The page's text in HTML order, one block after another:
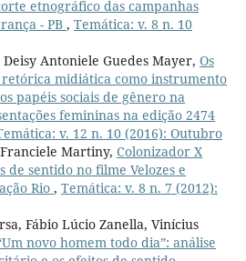
etnográfico das campanhas
- PB , Temática: v. 8 n. 10
Antoniele Guedes Mayer, Os
midiática como instrumento
papéis sociais de gênero na
femininas na edição 2474
v. 12 n. 10 (2016): Outubro
Martiny, Colonizador X
de sentido no filme Velozes e
Rio , Temática: v. 8 n. 7 (2012):
Fábio Lúcio Zanella, Vinícius
novo homem todo dia”: análise